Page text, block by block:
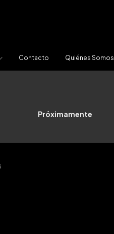
Contacto Quiénes Somos
Próximamente